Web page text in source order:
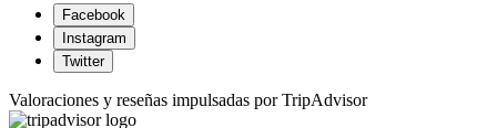
Facebook
Instagram
Twitter
Valoraciones y reseñas impulsadas por TripAdvisor